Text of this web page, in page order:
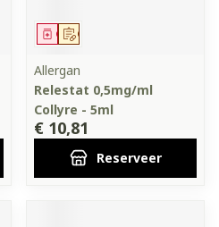
Op voorschrift
Geneesmiddel
Allergan
Relestat 0,5mg/ml
Collyre - 5ml
€ 10,81
Reserveer